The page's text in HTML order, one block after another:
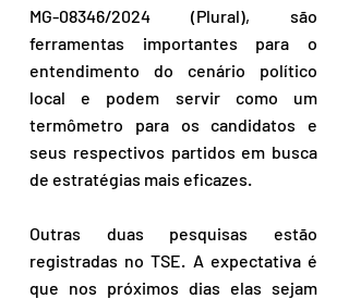
MG-08346/2024 (Plural), são
ferramentas importantes para o
entendimento do cenário político
local e podem servir como um
termômetro para os candidatos e
seus respectivos partidos em busca
de estratégias mais eficazes.
Outras duas pesquisas estão
registradas no TSE. A expectativa é
que nos próximos dias elas sejam